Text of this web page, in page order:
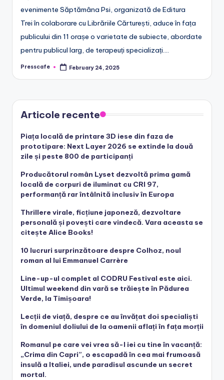
evenimente Săptămâna Psi, organizată de Editura
Trei în colaborare cu Librăriile Cărturești, aduce în fața
publicului din 11 orașe o varietate de subiecte, abordate
pentru publicul larg, de terapeuți specializați.…
Posted
Presscafe February 24, 2025
Articole recente
Piața locală de printare 3D iese din faza de
prototipare: Next Layer 2026 se extinde la două
zile și peste 800 de participanți
Producătorul român Lyset dezvoltă prima gamă
locală de corpuri de iluminat cu CRI 97,
performanță rar întâlnită inclusiv în Europa
Thrillere virale, ficțiune japoneză, dezvoltare
personală și povești care vindecă. Vara aceasta se
citește Alice Books!
10 lucruri surprinzătoare despre Colhoz, noul
roman al lui Emmanuel Carrère
Line-up-ul complet al CODRU Festival este aici.
Ultimul weekend din vară se trăiește în Pădurea
Verde, la Timișoara!
Lecții de viață, despre ce au învățat doi specialiști
în domeniul doliului de la oamenii aflați în fața morții
Romanul pe care vei vrea să-l iei cu tine în vacanță:
„Crima din Capri”, o escapadă în cea mai frumoasă
insulă a Italiei, unde paradisul ascunde un secret
mortal.